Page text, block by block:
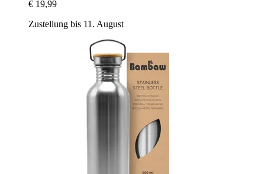
€ 19,99
Zustellung bis 11. August